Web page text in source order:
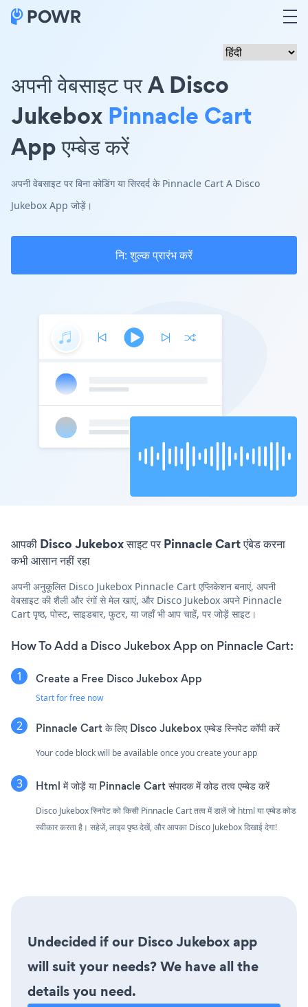
अपनी वेबसाइट पर A Disco
Jukebox Pinnacle Cart
App एम्बेड करें
अपनी वेबसाइट पर बिना कोडिंग या सिरदर्द के Pinnacle Cart A Disco
Jukebox App जोड़ें।
नि: शुल्क प्रारंभ करें
आपकी Disco Jukebox साइट पर Pinnacle Cart एंबेड करना
कभी आसान नहीं रहा
अपनी अनुकूलित Disco Jukebox Pinnacle Cart एप्लिकेशन बनाएं, अपनी
वेबसाइट की शैली और रंगों से मेल खाएं, और Disco Jukebox अपने Pinnacle
Cart पृष्ठ, पोस्ट, साइडबार, फुटर, या जहाँ भी आप चाहें, पर जोड़ें साइट।
How To Add a Disco Jukebox App on Pinnacle Cart:
Create a Free Disco Jukebox App
Start for free now
Pinnacle Cart के लिए Disco Jukebox एम्बेड स्निपेट कॉपी करें
Your code block will be available once you create your app
Html में जोड़ें या Pinnacle Cart संपादक में कोड तत्व एम्बेड करें
Disco Jukebox स्निपेट को किसी Pinnacle Cart तत्व में डालें जो html या एम्बेड कोड
स्वीकार करता है। सहेजें, लाइव पृष्ठ देखें, और आपका Disco Jukebox दिखाई देगा!
Undecided if our Disco Jukebox app
will suit your needs? We have all the
details you need.